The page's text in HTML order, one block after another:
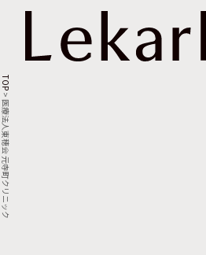
TOP
>
医療法人東穂会 元寺町クリニック